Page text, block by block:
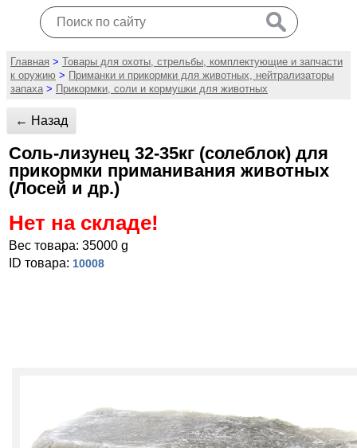
Главная > Товары для охоты, стрельбы, комплектующие и запчасти
к оружию > Приманки и прикормки для животных, нейтрализаторы
запаха > Прикормки, соли и кормушки для животных
← Назад
Соль-лизунец 32-35кг (солеблок) для
прикормки приманивания животных
(Лосей и др.)
Нет на складе!
Вес товара: 35000 g
ID товара: 10008